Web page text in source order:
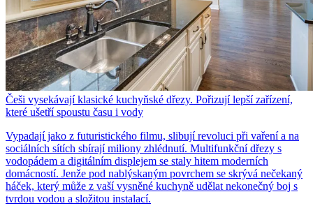
Češi vysekávají klasické kuchyňské dřezy. Pořizují lepší zařízení,
které ušetří spoustu času i vody
Vypadají jako z futuristického filmu, slibují revoluci při vaření a na
sociálních sítích sbírají miliony zhlédnutí. Multifunkční dřezy s
vodopádem a digitálním displejem se staly hitem moderních
domácností. Jenže pod nablýskaným povrchem se skrývá nečekaný
háček, který může z vaší vysněné kuchyně udělat nekonečný boj s
tvrdou vodou a složitou instalací.